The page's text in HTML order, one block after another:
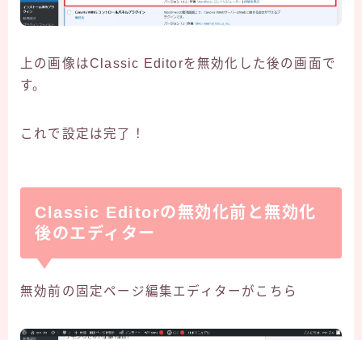
上の画像はClassic Editorを無効化した後の画面で
す。
これで設定は完了！
Classic Editorの無効化前と無効化
後のエディター
無効前の固定ページ編集エディターがこちら